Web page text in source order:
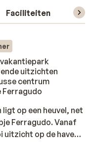
Faciliteiten
uitzichten
centrum
Ferragudo
op een heuvel, net
Ferragudo. Vanaf
uitzicht op de haven.
op het gezellige